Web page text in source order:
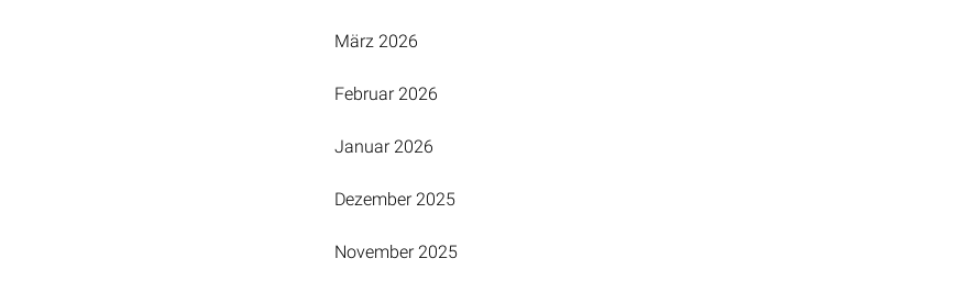
März 2026
Februar 2026
Januar 2026
Dezember 2025
November 2025